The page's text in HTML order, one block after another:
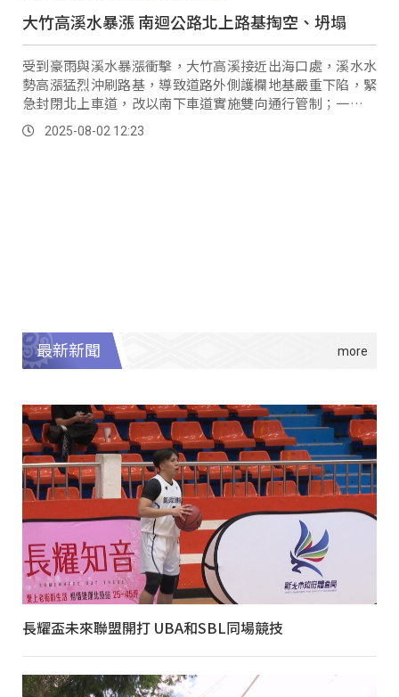
大竹高溪水暴漲 南迴公路北上路基掏空、坍塌
受到豪雨與溪水暴漲衝擊，大竹高溪接近出海口處，溪水水
勢高漲猛烈沖刷路基，導致道路外側護欄地基嚴重下陷，緊
急封閉北上車道，改以南下車道實施雙向通行管制；一旁住
戶表示，1日下午就已察覺路基逐漸流失，2日早上則驚見路
面整段坍陷。
2025-08-02 12:23
最新新聞
長耀盃未來聯盟開打 UBA和SBL同場競技